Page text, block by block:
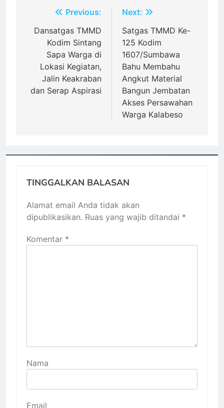
Navigasi
pos
Previous:
Dansatgas TMMD
Kodim Sintang
Sapa Warga di
Lokasi Kegiatan,
Jalin Keakraban
dan Serap Aspirasi
Next:
Satgas TMMD Ke-
125 Kodim
1607/Sumbawa
Bahu Membahu
Angkut Material
Bangun Jembatan
Akses Persawahan
Warga Kalabeso
TINGGALKAN BALASAN
Alamat email Anda tidak akan
dipublikasikan. Ruas yang wajib ditandai *
Komentar *
Nama
Email